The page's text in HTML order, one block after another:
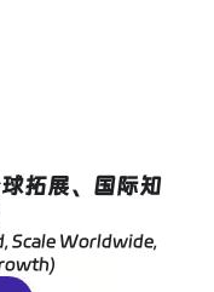
拓展、国际知
Scale Worldwide,